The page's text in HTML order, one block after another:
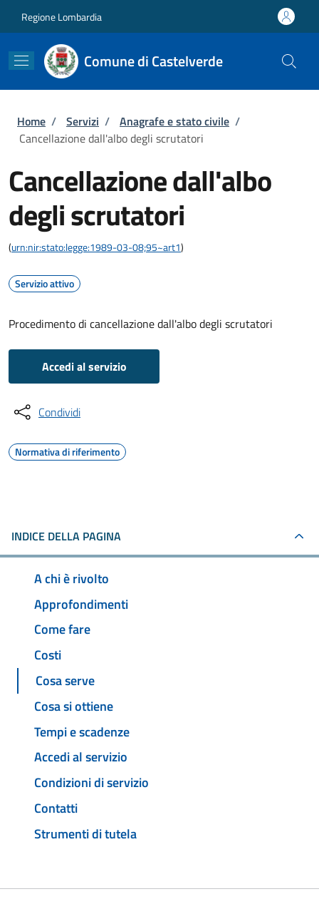
Regione Lombardia
Comune di Castelverde
Briciole di pane
Home / Servizi / Anagrafe e stato civile /
Cancellazione dall'albo degli scrutatori
Cancellazione dall'albo
degli scrutatori
(urn:nir:stato:legge:1989-03-08;95~art1)
Servizio attivo
Procedimento di cancellazione dall'albo degli scrutatori
Accedi al servizio
Condividi
Normativa di riferimento
INDICE DELLA PAGINA
A chi è rivolto
Approfondimenti
Come fare
Costi
Cosa serve
Cosa si ottiene
Tempi e scadenze
Accedi al servizio
Condizioni di servizio
Contatti
Strumenti di tutela